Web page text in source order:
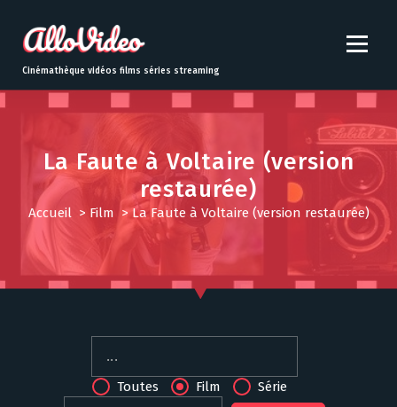
t
o
Cinémathèque vidéos films séries streaming
La Faute à Voltaire (version
restaurée)
Accueil> Film >La Faute à Voltaire (version restaurée)
Toutes Film Série